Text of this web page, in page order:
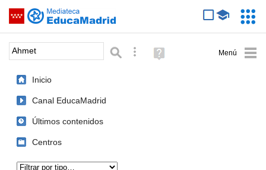
Saltar navegación
Palabra o frase: Búsqueda avanzada
Ayuda
(en
Inicio
Canal EducaMadrid
Últimos contenidos
Centros